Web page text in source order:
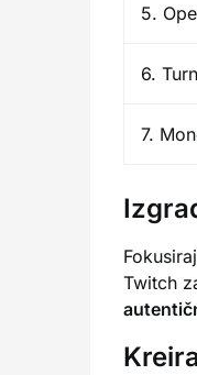
5.
6.
7.
Twitch